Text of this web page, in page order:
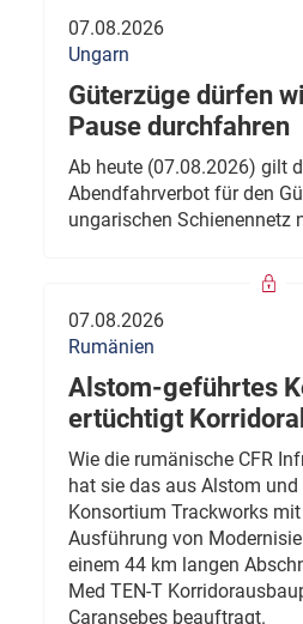
07.08.2026
Ungarn
Güterzüge dürfen
Pause durchfahren
Ab heute (07.08.2026) gilt
Abendfahrverbot für den
ungarischen Schienennetz
07.08.2026
Rumänien
Alstom-geführtes
ertüchtigt
Wie die rumänische CFR
hat sie das aus Alstom und
Konsortium Trackworks
Ausführung von
einem 44 km langen
Med TEN-T
Caransebeș beauftragt.